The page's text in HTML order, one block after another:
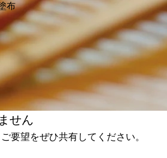
布
せん
要望をぜひ共有してください。